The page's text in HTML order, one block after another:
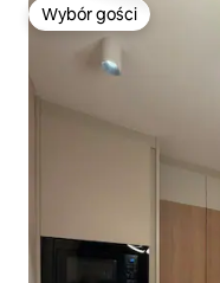
Wybór gości
Wybór gości